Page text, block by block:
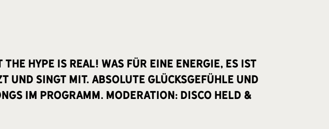
THE HYPE IS REAL! Was für eine Energie, es ist
und singt mit. Absolute Glücksgefühle und
im Programm. Moderation: DISCO HELD &